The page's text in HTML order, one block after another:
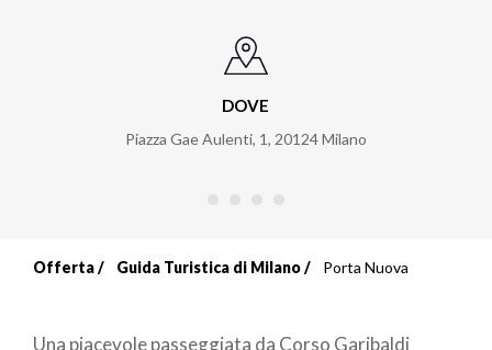
DOVE
Piazza Gae Aulenti, 1, 20124Milano
di
Offerta Guida Turistica di Milano Porta Nuova
Una piacevole passeggiata da Corso Garibaldi